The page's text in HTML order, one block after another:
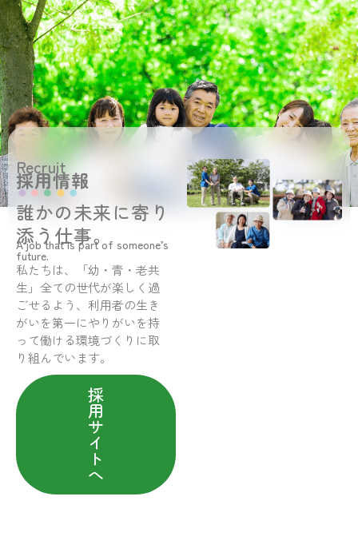
Recruit
採用情報
誰かの未来に寄り
添う仕事。
A job that is part of someone’s
future.
私たちは、「幼・青・老共
生」全ての世代が楽しく過
ごせるよう、利用者の生き
がいを第一にやりがいを持
って働ける環境づくりに取
り組んでいます。
採
用
サ
イ
ト
へ